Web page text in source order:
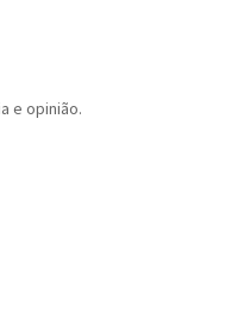
e opinião.